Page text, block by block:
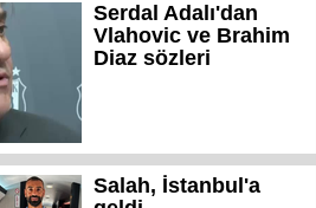
Serdal Adalı'dan
Vlahovic ve Brahim
Diaz sözleri
Salah, İstanbul'a